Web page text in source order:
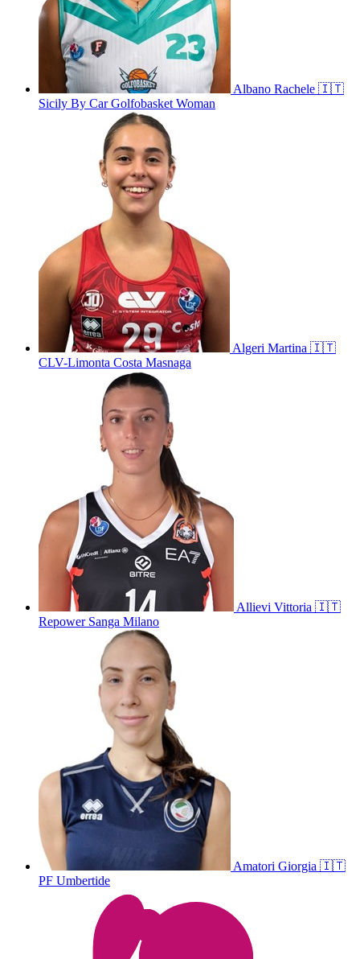
Albano Rachele 🇮🇹
Sicily By Car Golfobasket Woman
Algeri Martina 🇮🇹
CLV-Limonta Costa Masnaga
Allievi Vittoria 🇮🇹
Repower Sanga Milano
Amatori Giorgia 🇮🇹
PF Umbertide